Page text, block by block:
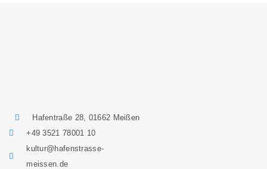
Hafentraße 28, 01662 Meißen
+49 3521 78001 10
kultur@hafenstrasse-
meissen.de